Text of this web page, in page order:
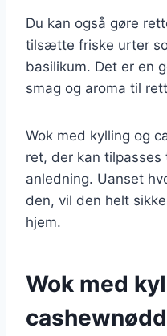
Du kan også gøre
tilsætte friske urter
basilikum. Det er en
smag og aroma til
Wok med kylling og
ret, der kan tilpasses
anledning. Uanset
den, vil den helt
hjem.
Wok med